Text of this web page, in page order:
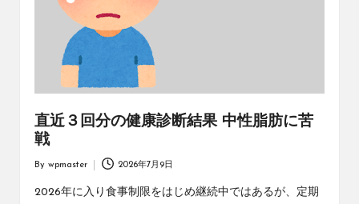
直近３回分の健康診断結果 中性脂肪に苦
戦
by
By wpmaster 2026年7月9日
2026年に入り食事制限をはじめ継続中ではあるが、定期